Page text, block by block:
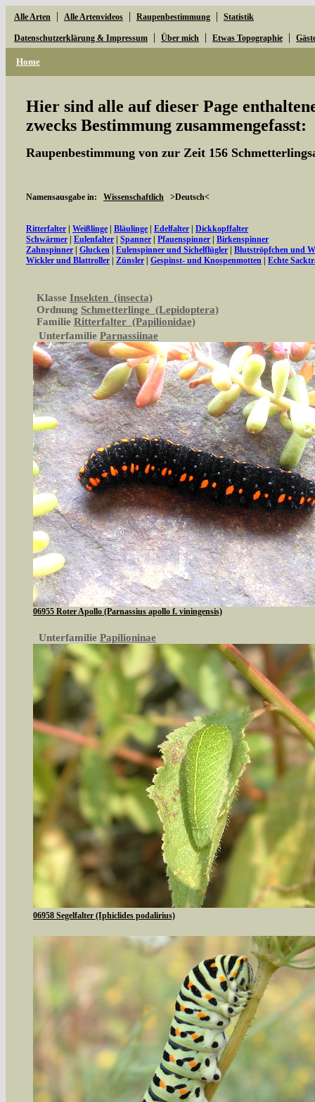
Alle Arten | Alle Artenvideos | Raupenbestimmung | Statistik
Datenschutzerklärung & Impressum | Über mich | Etwas Topographie |
Home
Hier sind alle auf dieser Page
zwecks Bestimmung zusammengefasst:
Raupenbestimmung von zur Zeit 156
Namensausgabe in: Wissenschaftlich >Deutsch<
Ritterfalter Weißlinge Bläulinge Edelfalter
Dickkopffalter
Schwärmer
Eulenfalter Spanner Pfauenspinner
Birkenspinner
Zahnspinner
Glucken Eulenspinner und Sichelflügler
Blutströpfchen und
Wickler und Blattroller
Zünsler Gespinst- und Knospenmotten Echte
Klasse Insekten (insecta)
Ordnung Schmetterlinge (Lepidoptera)
Familie Ritterfalter (Papilionidae)
Unterfamilie Parnassiinae
06955 Roter Apollo (Parnassius apollo f. viningensis)
Unterfamilie Papilioninae
06958 Segelfalter (Iphiclides podalirius)